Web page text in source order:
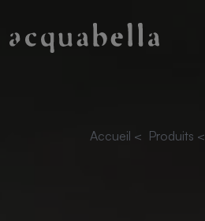
Accueil < Produits <